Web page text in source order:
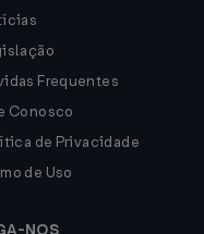
Frequentes
Conosco
de Privacidade
de Uso
NOS